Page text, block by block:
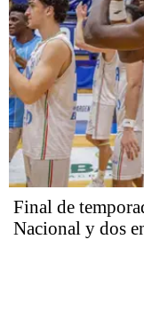
Final de
Nacional y dos